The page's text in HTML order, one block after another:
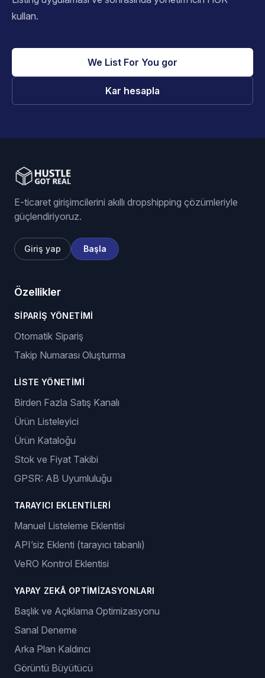
kullan.
We List For You gor
Kar hesapla
E-ticaret girişimcilerini akıllı dropshipping çözümleriyle
güçlendiriyoruz.
Giriş yap Başla
Özellikler
SIPARIŞ YÖNETIMI
Otomatik Sipariş
Takip Numarası Oluşturma
LISTE YÖNETIMI
Birden Fazla Satış Kanalı
Ürün Listeleyici
Ürün Kataloğu
Stok ve Fiyat Takibi
GPSR: AB Uyumluluğu
TARAYICI EKLENTILERI
Manuel Listeleme Eklentisi
API’siz Eklenti (tarayıcı tabanlı)
VeRO Kontrol Eklentisi
YAPAY ZEKÂ OPTIMIZASYONLARI
Başlık ve Açıklama Optimizasyonu
Sanal Deneme
Arka Plan Kaldırıcı
Görüntü Büyütücü